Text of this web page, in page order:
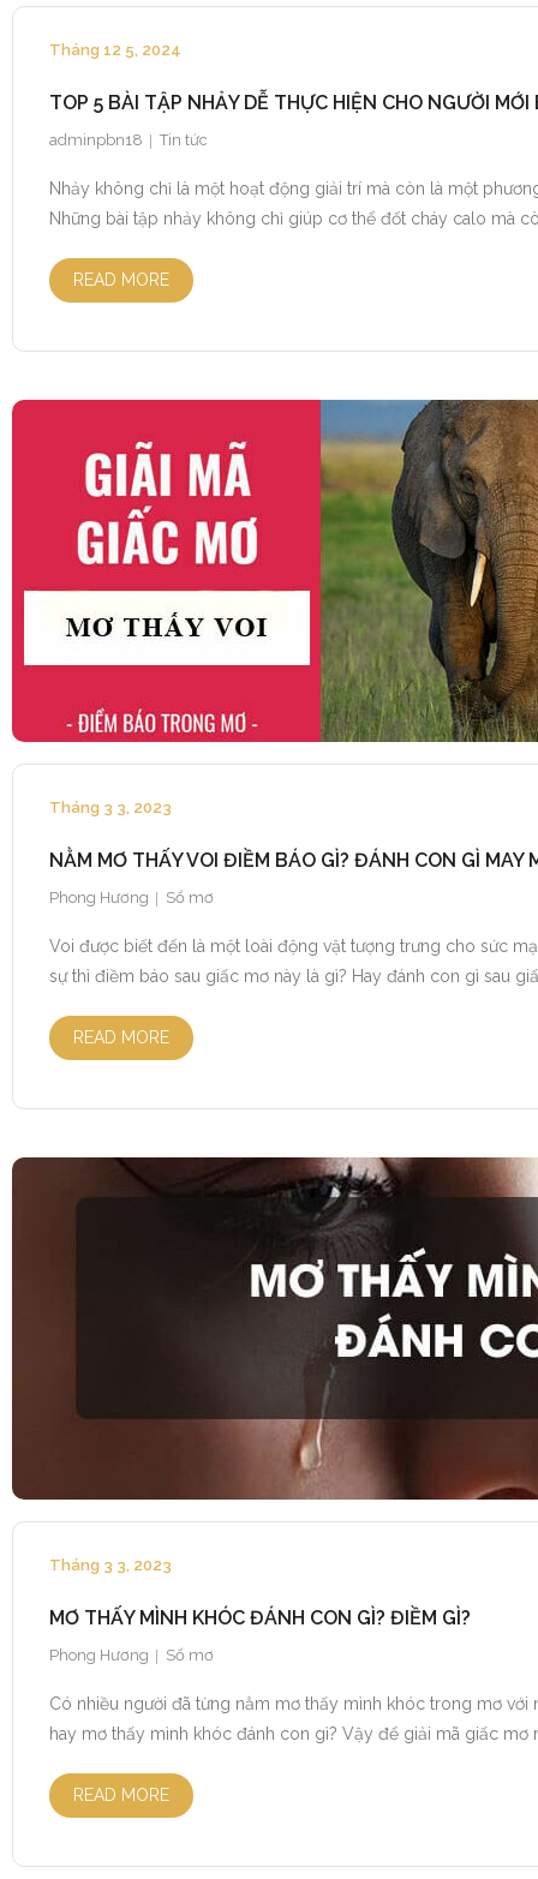
TOP 5 BÀI TẬP NHẢY DỄ THỰC HIỆN CHO NGƯỜI
Tháng 12 5, 2024
adminpbn18 Tin tức
Nhảy không chỉ là một hoạt động giải trí mà còn là một
Những bài tập nhảy không chỉ giúp cơ thể đốt cháy calo mà
READ MORE
NẰM MƠ THẤY VOI ĐIỀM BÁO GÌ? ĐÁNH CON GÌ MAY
Tháng 3 3, 2023
Phong Hương Sổ mơ
Voi được biết đến là một loài động vật tượng trưng cho sức
sự thì điềm báo sau giấc mơ này là gì? Hay đánh con gì sau
READ MORE
MƠ THẤY MÌNH KHÓC ĐÁNH CON GÌ? ĐIỀM GÌ?
Tháng 3 3, 2023
Phong Hương Sổ mơ
Có nhiều người đã từng nằm mơ thấy mình khóc trong mơ
hay mơ thấy mình khóc đánh con gì? Vậy để giải mã giấc mơ
READ MORE